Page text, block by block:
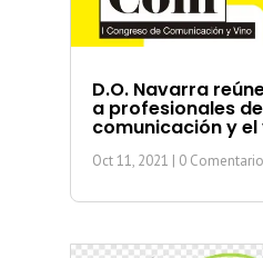
D.O. Navarra
a profesionales
comunicación y el
Oct 11, 2021 | 0 Comentario